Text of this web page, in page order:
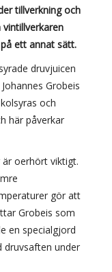
tillverkning och
ett annat sätt.
druvjuicen
Grobeis
och
här påverkar
oerhört viktigt.
gör att
Grobeis som
en specialgjord
druvsaften under